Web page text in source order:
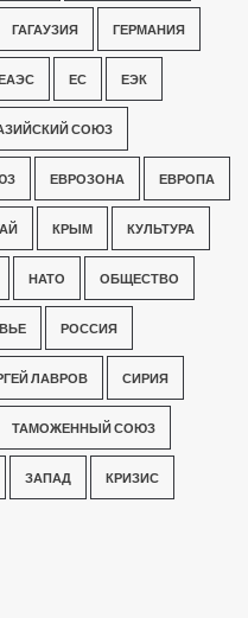
ГАГАУЗИЯ ГЕРМАНИЯ
ЕС ЕЭК
СОЮЗ
ЕВРОЗОНА ЕВРОПА
КРЫМ КУЛЬТУРА
НАТО ОБЩЕСТВО
РОССИЯ
ЛАВРОВ СИРИЯ
ТАМОЖЕННЫЙ СОЮЗ
ЗАПАД КРИЗИС